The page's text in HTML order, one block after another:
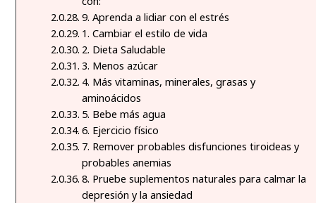
9. Aprenda a lidiar con el estrés
1. Cambiar el estilo de vida
2. Dieta Saludable
3. Menos azúcar
4. Más vitaminas, minerales, grasas y
aminoácidos
5. Bebe más agua
6. Ejercicio físico
7. Remover probables disfunciones tiroideas y
probables anemias
8. Pruebe suplementos naturales para calmar la
depresión y la ansiedad